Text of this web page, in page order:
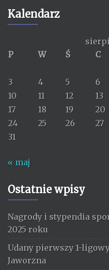
Kalendarz
P
W Ś C
3
4 5 6
10
11 12 13
17
18 19 20
24
25 26 27
31
« maj
Ostatnie wpisy
Nagrody i stypendia
2025 roku
Udany pierwszy 1-
Jaworzna